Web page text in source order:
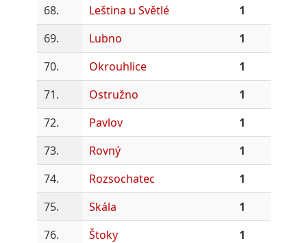
68.
Leština u Světlé
1
69.
Lubno
1
70.
Okrouhlice
1
71.
Ostružno
1
72.
Pavlov
1
73.
Rovný
1
74.
Rozsochatec
1
75.
Skála
1
76.
Štoky
1